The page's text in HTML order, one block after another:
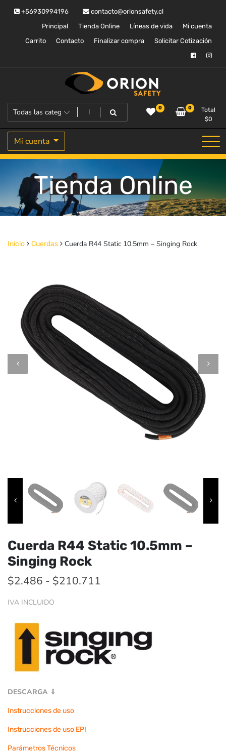
+56930994196
contacto@orionsafety.cl
Principal
Tienda Online Líneas de vida
Mi cuenta
Carrito
Contacto Finalizar compra Solicitar Cotización
Orion Safety
Equipos de proteccion personal 0 0
Total
$0
Mi cuenta
Tienda Online
Inicio Cuerdas Cuerda R44 Static 10.5mm – Singing Rock
Cuerda R44 Static 10.5mm –
Singing Rock
$2.486 - $210.711
$2.486
hasta
IVA INCLUIDO
DESCARGA ⇓
Instrucciones de uso
Instrucciones de uso EPI
Parámetros Técnicos